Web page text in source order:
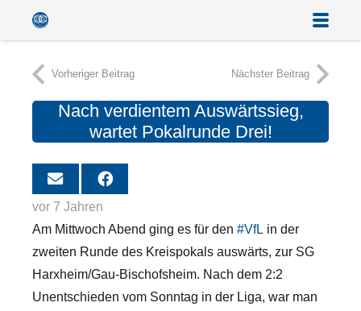
Vorheriger Beitrag Nächster Beitrag
Nach verdientem Auswärtssieg,
wartet Pokalrunde Drei!
vor 7 Jahren
Am Mittwoch Abend ging es für den #VfL in der
zweiten Runde des Kreispokals auswärts, zur SG
Harxheim/Gau-Bischofsheim. Nach dem 2:2
Unentschieden vom Sonntag in der Liga, war man